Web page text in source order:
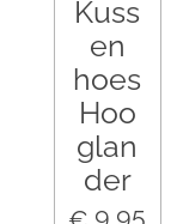
Kuss
en
hoes
Hoo
glan
der